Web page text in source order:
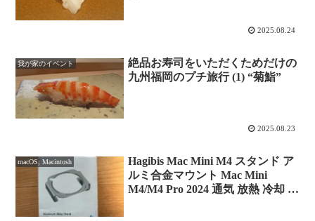
2025.08.24
我が家のイベント
絶品お寿司をいただくためだけの
九州福岡のプチ旅行 (1) “菊鮨”
2025.08.23
macOS, Macintosh
Hagibis Mac Mini M4 スタンド ア
ルミ合金マウント Mac Mini
M4/M4 Pro 2024 通気 放熱 冷却 デ